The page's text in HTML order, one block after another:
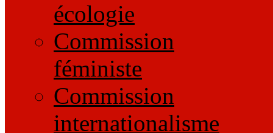
écologie
Commission
féministe
Commission
internationalisme